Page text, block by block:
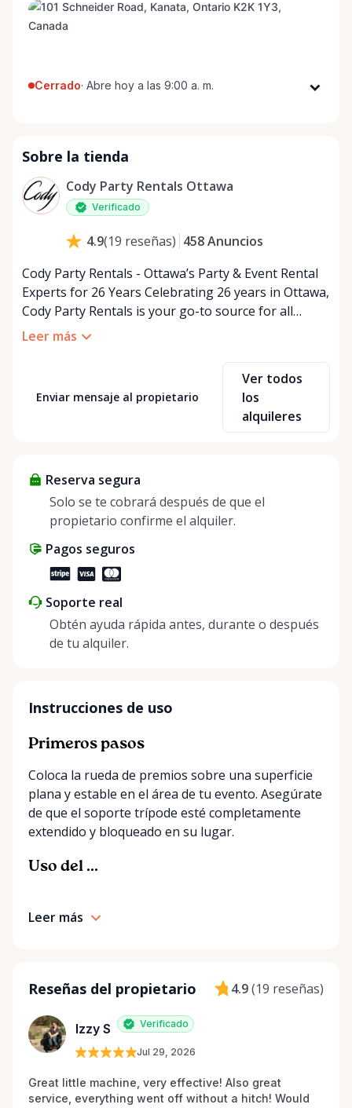
Cerrado· Abre hoy a las 9:00 a. m.
Miércoles
Jueves
9:00 a. m. - 5:00 p. m.
Viernes
Domingo
Sobre la tienda
Cody Party Rentals Ottawa
Verificado
4.9(19 reseñas) 458Anuncios
Cody Party Rentals - Ottawa’s Party & Event Rental
Experts for 26 Years Celebrating 26 years in Ottawa,
Cody Party Rentals is your go-to source for all
things party and event rentals. We’re proud to be a
At Cody Party Rentals, we believe in the power of
sharing—giving others the chance to rent out their
items and experience the benefits of renting. It’s
positive impact on the environment. By choosing to
share instead of buy, we’re all doing our part to
make things easier on Mother Nature.
Leer más
Enviar mensaje al propietario
Ver todos
los
alquileres
Reserva segura
Solo se te cobrará después de que el
propietario confirme el alquiler.
Pagos seguros
Soporte real
Obtén ayuda rápida antes, durante o después
de tu alquiler.
Instrucciones de uso
Primeros pasos
Coloca la rueda de premios sobre una superficie
plana y estable en el área de tu evento. Asegúrate
de que el soporte trípode esté completamente
extendido y bloqueado en su lugar.
Uso del ...
Leer más
Reseñas del propietario 4.9(19 reseñas)
Izzy S Verificado
Jul 29, 2026
Great little machine, very effective! Also great
service, everything went off without a hitch! Would